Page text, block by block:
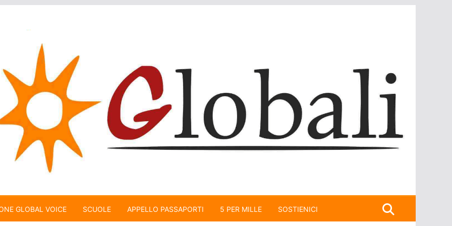
GLOBAL VOICE SCUOLE APPELLO PASSAPORTI 5 PER MILLE SOSTIENICI